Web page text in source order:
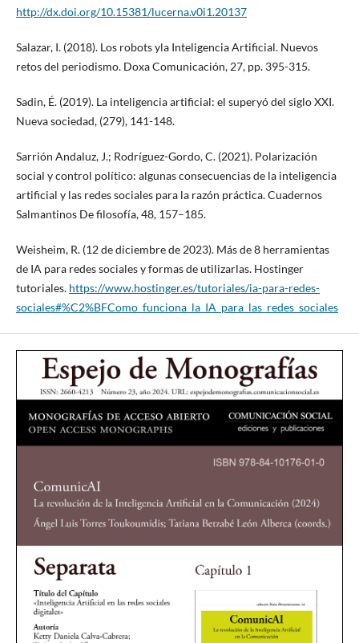
http://dx.doi.org/10.15381/lucerna.v0i1.20137
Salazar, I. (2018). Los robots yla Inteligencia Artificial. Nuevos
retos del periodismo. Doxa Comunicación, 27, pp. 395-315.
Sadin, É. (2019). La inteligencia artificial: el superyó del siglo XXI.
Nueva sociedad, (279), 141-148.
Sarrión Andaluz, J.; Rodríguez-Gordo, C. (2021). Polarización
social y control político: algunas consecuencias de la inteligencia
artificial y las redes sociales para la razón práctica. Cuadernos
Salmantinos De filosofía, 48, 157–185.
Weisheim, R. (12 de diciembre de 2023). Más de 8 herramientas
de IA para redes sociales y formas de utilizarlas. Hostinger
tutoriales. https://www.hostinger.es/tutoriales/ia-para-redes-
sociales#%C2%BFComo_funciona_la_IA_para_las_redes_sociales